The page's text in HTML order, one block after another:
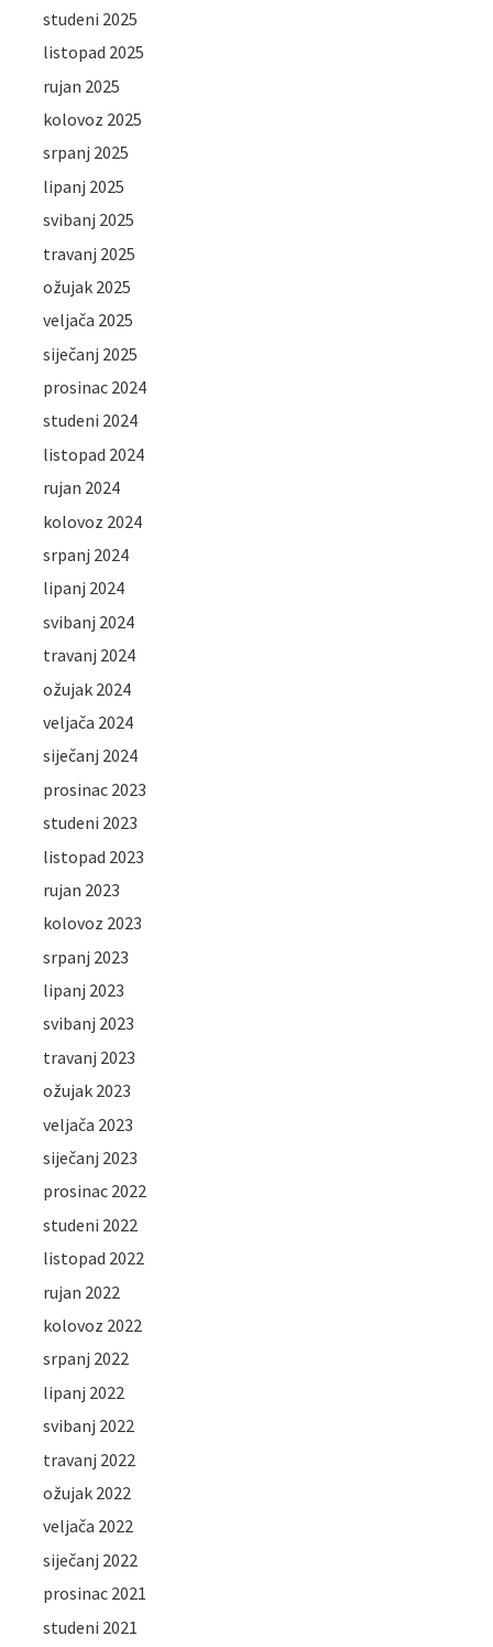
studeni 2025
listopad 2025
rujan 2025
kolovoz 2025
srpanj 2025
lipanj 2025
svibanj 2025
travanj 2025
ožujak 2025
veljača 2025
siječanj 2025
prosinac 2024
studeni 2024
listopad 2024
rujan 2024
kolovoz 2024
srpanj 2024
lipanj 2024
svibanj 2024
travanj 2024
ožujak 2024
veljača 2024
siječanj 2024
prosinac 2023
studeni 2023
listopad 2023
rujan 2023
kolovoz 2023
srpanj 2023
lipanj 2023
svibanj 2023
travanj 2023
ožujak 2023
veljača 2023
siječanj 2023
prosinac 2022
studeni 2022
listopad 2022
rujan 2022
kolovoz 2022
srpanj 2022
lipanj 2022
svibanj 2022
travanj 2022
ožujak 2022
veljača 2022
siječanj 2022
prosinac 2021
studeni 2021